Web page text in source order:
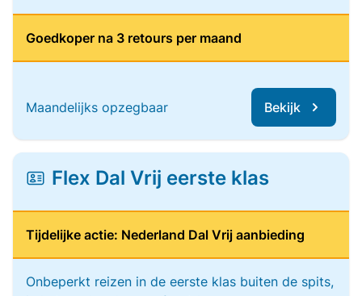
Goedkoper na 3 retours per maand
Maandelijks opzegbaar Bekijk
Flex Dal Vrij eerste klas
Tijdelijke actie: Nederland Dal Vrij aanbieding
Onbeperkt reizen in de eerste klas buiten de spits,